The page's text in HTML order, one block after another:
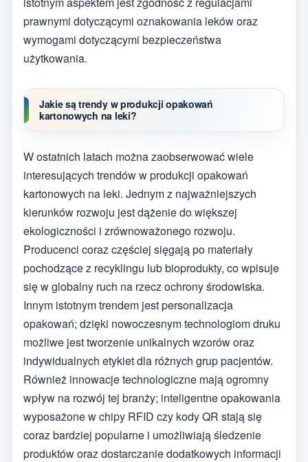
prawnymi dotyczącymi oznakowania leków oraz
wymogami dotyczącymi bezpieczeństwa
użytkowania.
Jakie są trendy w produkcji opakowań
kartonowych na leki?
W ostatnich latach można zaobserwować wiele
interesujących trendów w produkcji opakowań
kartonowych na leki. Jednym z najważniejszych
kierunków rozwoju jest dążenie do większej
ekologiczności i zrównoważonego rozwoju.
Producenci coraz częściej sięgają po materiały
pochodzące z recyklingu lub bioprodukty, co wpisuje
się w globalny ruch na rzecz ochrony środowiska.
Innym istotnym trendem jest personalizacja
opakowań; dzięki nowoczesnym technologiom druku
możliwe jest tworzenie unikalnych wzorów oraz
indywidualnych etykiet dla różnych grup pacjentów.
Również innowacje technologiczne mają ogromny
wpływ na rozwój tej branży; inteligentne opakowania
wyposażone w chipy RFID czy kody QR stają się
coraz bardziej popularne i umożliwiają śledzenie
produktów oraz dostarczanie dodatkowych informacji